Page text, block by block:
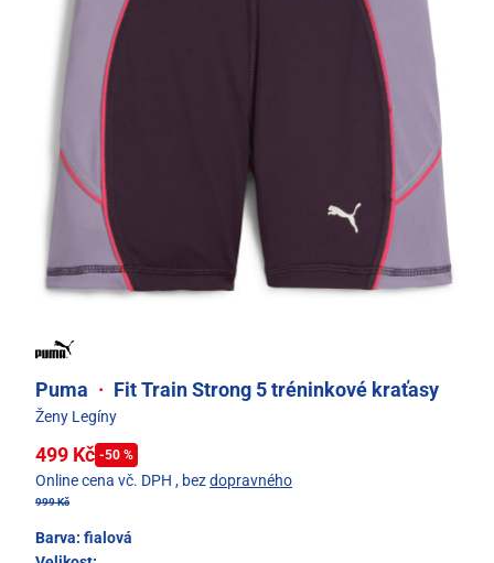
Puma · Fit Train Strong 5 tréninkové kraťasy
Ženy Legíny
499 Kč -50 %
Online cena vč. DPH , bezdopravného
999 Kč
Barva: fialová